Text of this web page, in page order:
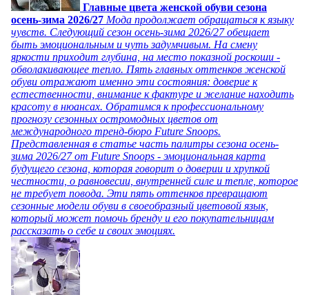
Главные цвета женской обуви сезона
осень-зима 2026/27 Мода продолжает обращаться к языку
чувств. Следующий сезон осень-зима 2026/27 обещает
быть эмоциональным и чуть задумчивым. На смену
яркости приходит глубина, на место показной роскоши -
обволакивающее тепло. Пять главных оттенков женской
обуви отражают именно эти состояния: доверие к
естественности, внимание к фактуре и желание находить
красоту в нюансах. Обратимся к профессиональному
прогнозу сезонных остромодных цветов от
международного тренд-бюро Future Snoops.
Представленная в статье часть палитры сезона осень-
зима 2026/27 от Future Snoops - эмоциональная карта
будущего сезона, которая говорит о доверии и хрупкой
честности, о равновесии, внутренней силе и тепле, которое
не требует повода. Эти пять оттенков превращают
сезонные модели обуви в своеобразный цветовой язык,
который может помочь бренду и его покупательницам
рассказать о себе и своих эмоциях.